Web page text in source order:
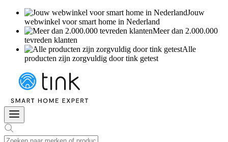
Jouw
webwinkel voor smart home in Nederland
Meer dan 2.000.000
tevreden klanten
Alle
producten zijn zorgvuldig door tink getest